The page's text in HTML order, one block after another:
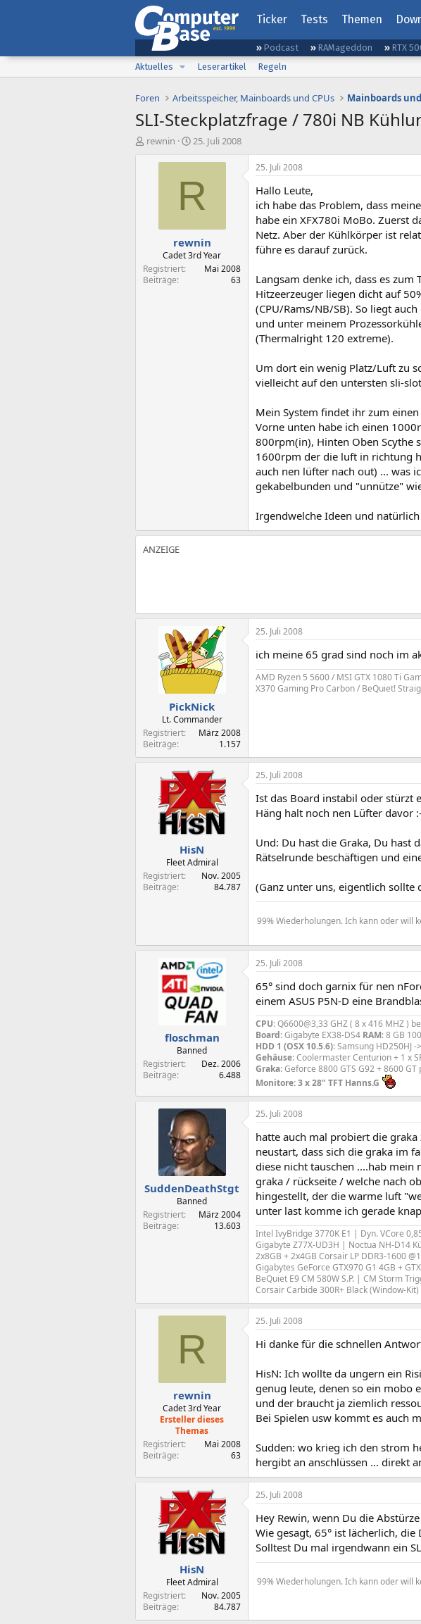
Ticker Tests Themen
Podcast RAMageddon RTX
Aktuelles
Leserartikel Regeln
Foren Arbeitsspeicher, Mainboards und CPUs Mainboards
SLI-Steckplatzfrage / 780i NB
E
rewnin
E
s
l
t
a
m
25. Juli 2008
R
rewnin
Cadet 3rd Year
Registriert
Mai 2008
Beiträge
63
25. Juli 2008
Hallo Leute,
ich habe das Problem, dass
habe ein XFX780i MoBo. Zuerst
Netz. Aber der Kühlkörper ist
führe es darauf zurück.
Langsam denke ich, dass es
Hitzeerzeuger liegen dicht auf
(CPU/Rams/NB/SB). So liegt
und unter meinem
(Thermalright 120 extreme).
Um dort ein wenig Platz/Luft zu
vielleicht auf den untersten sli-
Mein System findet ihr zum
Vorne unten habe ich einen
800rpm(in), Hinten Oben Scythe
1600rpm der die luft in richtung
auch nen lüfter nach out) ... was
gekabelbunden und "unnütze"
Irgendwelche Ideen und
PickNick
Lt. Commander
Registriert
März 2008
Beiträge
1.157
25. Juli 2008
ich meine 65 grad sind noch im
AMD Ryzen 5 5600 / MSI GTX 1080 Ti
X370 Gaming Pro Carbon / BeQuiet!
HisN
Fleet Admiral
Registriert
Nov. 2005
Beiträge
84.787
25. Juli 2008
Ist das Board instabil oder stürzt
Häng halt noch nen Lüfter davor
Und: Du hast die Graka, Du hast
Rätselrunde beschäftigen und
(Ganz unter uns, eigentlich sollte
99% Wiederholungen. Ich kann oder will
floschman
Banned
Registriert
Dez. 2006
Beiträge
6.488
25. Juli 2008
65° sind doch garnix für nen
einem ASUS P5N-D eine
CPU: Q6600@3,33 GHZ ( 8 x 416 MHZ )
Board: Gigabyte EX38-DS4 RAM: 8 GB
HDD 1 (OSX 10.5.6): Samsung HD250HJ -
Gehäuse: Coolermaster Centurion + 1 x
Graka: Geforce 8800 GTS G92 + 8600 GT
Monitore: 3 x 28" TFT Hanns.G
SuddenDeathStgt
Banned
Registriert
März 2004
Beiträge
13.603
25. Juli 2008
hatte auch mal probiert die
neustart, dass sich die graka im
diese nicht tauschen ....hab
graka / rückseite / welche nach
hingestellt, der die warme luft
unter last komme ich gerade
Intel IvyBridge 3770K E1 | Dyn. VCore
Gigabyte Z77X-UD3H | Noctua NH-D14
2x8GB + 2x4GB Corsair LP DDR3-1600
Gigabytes GeForce GTX970 G1 4GB +
BeQuiet E9 CM 580W S.P. | CM Storm
Corsair Carbide 300R+ Black (Window-
R
rewnin
Cadet 3rd Year
Ersteller dieses
Themas
Registriert
Mai 2008
Beiträge
63
25. Juli 2008
Hi danke für die schnellen
HisN: Ich wollte da ungern ein
genug leute, denen so ein mobo
und der braucht ja ziemlich
Bei Spielen usw kommt es auch
Sudden: wo krieg ich den strom
hergibt an anschlüssen ... direkt
HisN
Fleet Admiral
Registriert
Nov. 2005
Beiträge
84.787
25. Juli 2008
Hey Rewin, wenn Du die
Wie gesagt, 65° ist lächerlich,
Solltest Du mal irgendwann ein
99% Wiederholungen. Ich kann oder will